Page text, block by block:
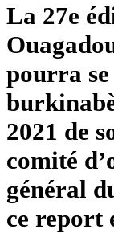
La 27e
pourra
2021 de
comité
général
ce report